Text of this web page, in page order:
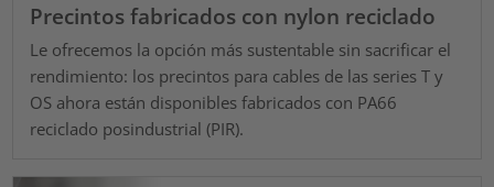
Precintos fabricados con nylon reciclado
Le ofrecemos la opción más sustentable sin sacrificar el
rendimiento: los precintos para cables de las series T y
OS ahora están disponibles fabricados con PA66
reciclado posindustrial (PIR).